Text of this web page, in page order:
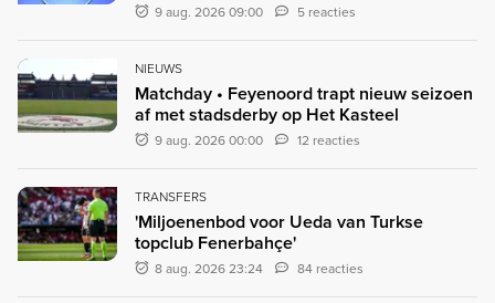
9 aug. 2026 09:00 5 reacties
NIEUWS
Matchday • Feyenoord trapt nieuw seizoen
af met stadsderby op Het Kasteel
9 aug. 2026 00:00 12 reacties
TRANSFERS
'Miljoenenbod voor Ueda van Turkse
topclub Fenerbahçe'
8 aug. 2026 23:24 84 reacties